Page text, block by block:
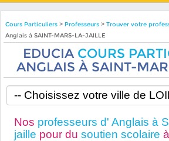
Cours Particuliers> Professeurs > Trouver votre
Anglais à SAINT-MARS-LA-JAILLE
EDUCIA COURS
ANGLAIS À SAINT-
Nos professeurs d' Anglais à
jaille pour du soutien scolaire